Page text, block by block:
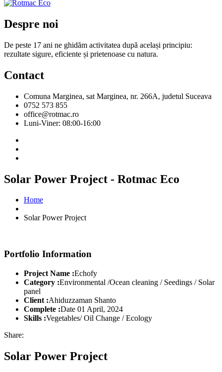
Despre noi
De peste 17 ani ne ghidăm activitatea după același principiu:
rezultate sigure, eficiente și prietenoase cu natura.
Contact
Comuna Marginea, sat Marginea, nr. 266A, judetul Suceava
0752 573 855
office@rotmac.ro
Luni-Viner: 08:00-16:00
Solar Power Project - Rotmac Eco
Home
Solar Power Project
Portfolio Information
Project Name :Echofy
Category :Environmental /Ocean cleaning / Seedings / Solar
panel
Client :Ahiduzzaman Shanto
Complete :Date 01 April, 2024
Skills :Vegetables/ Oil Change / Ecology
Share:
Solar Power Project